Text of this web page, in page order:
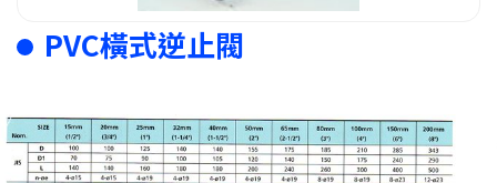
PVC橫式逆止閥